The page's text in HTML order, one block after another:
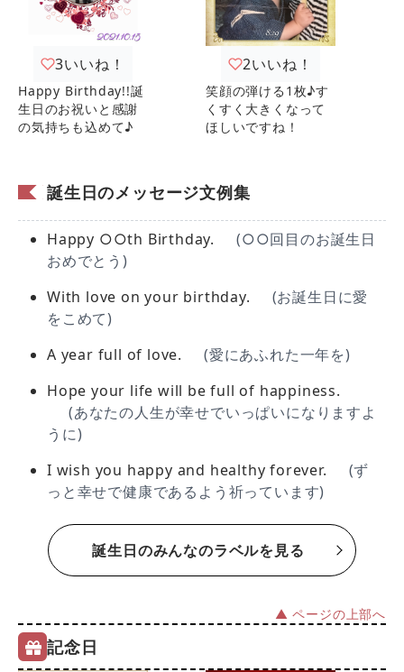
3いいね！
Happy Birthday!!誕
生日のお祝いと感謝
の気持ちも込めて♪
2いいね！
笑顔の弾ける1枚♪す
くすく大きくなって
ほしいですね！
誕生日のメッセージ文例集
Happy ○○th Birthday.
(○○回目のお誕生日
おめでとう)
With love on your birthday.
(お誕生日に愛
をこめて)
A year full of love.
(愛にあふれた一年を)
Hope your life will be full of happiness.
(あなたの人生が幸せでいっぱいになりますよ
うに)
I wish you happy and healthy forever.
(ず
っと幸せで健康であるよう祈っています)
誕生日のみんなのラベルを見る
▲ ページの上部へ
記念日